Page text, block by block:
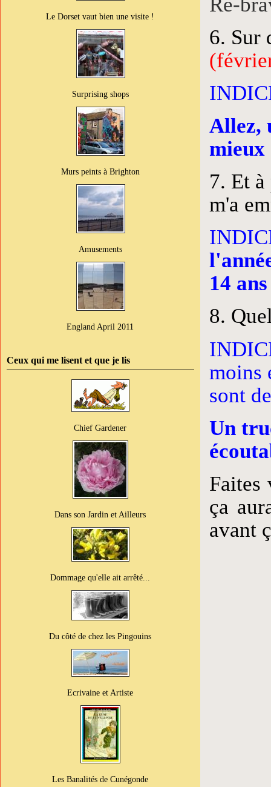
Le Dorset vaut bien une visite !
Surprising shops
Murs peints à Brighton
Amusements
England April 2011
Ceux qui me lisent et que je lis
Chief Gardener
Dans son Jardin et Ailleurs
Dommage qu'elle ait arrêté...
Du côté de chez les Pingouins
Ecrivaine et Artiste
Les Banalités de Cunégonde
6. Sur
Allez,
mieux
7. Et
m'a
14
8.
moins
sont
Un
Faites
ça
avant